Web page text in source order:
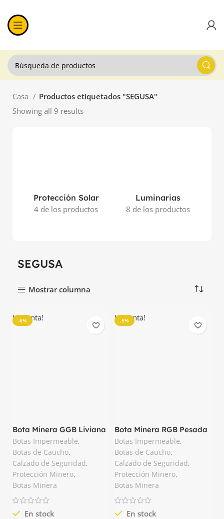
Casa
Productos etiquetados "SEGUSA"
Showing all 9 results
Protección Solar
4 de los productos
Luminarias
8 de los productos
SEGUSA
Mostrar columna
-6%
La venta!
Bota Minera GGB Liviana
Segusa
Botas Impermeable,
Botas de Caucho,
Calzado de Seguridad,
Protección Minero,
Botas Minera
En stock
-5%
La venta!
Bota Minera RGB Pesada
Segusa
Botas Impermeable,
Botas de Caucho,
Calzado de Seguridad,
Protección Minero,
Botas Minera
En stock